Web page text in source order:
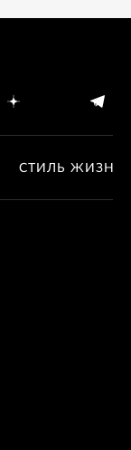
СТИЛЬ ЖИЗНИ